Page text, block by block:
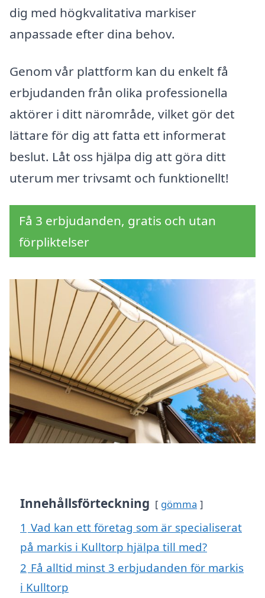
dig med högkvalitativa markiser
anpassade efter dina behov.
Genom vår plattform kan du enkelt få
erbjudanden från olika professionella
aktörer i ditt närområde, vilket gör det
lättare för dig att fatta ett informerat
beslut. Låt oss hjälpa dig att göra ditt
uterum mer trivsamt och funktionellt!
Få 3 erbjudanden, gratis och utan
förpliktelser
Innehållsförteckning gömma
1 Vad kan ett företag som är specialiserat
på markis i Kulltorp hjälpa till med?
2 Få alltid minst 3 erbjudanden för markis
i Kulltorp